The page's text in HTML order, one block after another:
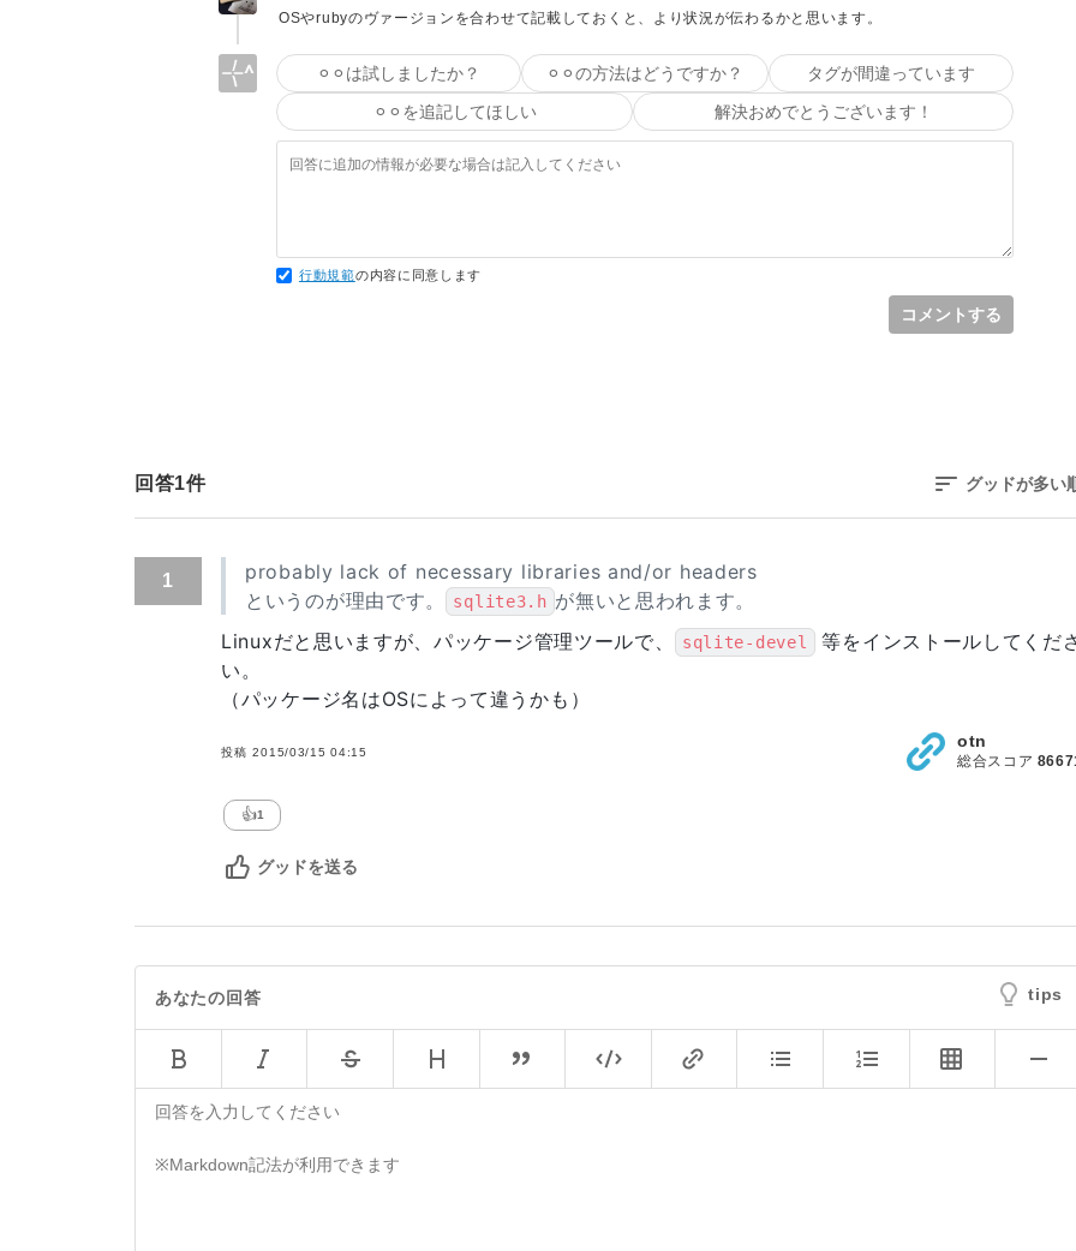
OSやrubyのヴァージョンを合わせて記載しておくと、より状況が伝わるかと思います。
⚪︎⚪︎は試しましたか？ ⚪︎⚪︎の方法はどうですか？
タグが間違っています
⚪︎⚪︎を追記してほしい
解決おめでとうございます！
行動規範の内容に同意します
コメントする
回答1件 グッドが多い
1
probably lack of necessary libraries and/or headers
というのが理由です。
sqlite3.h が無いと思われます。
Linuxだと思いますが、パッケージ管理ツールで、
sqlite-devel
等をインストールしてくだ
い。
（パッケージ名はOSによって違うかも）
投稿 2015/03/15 04:15
otn
総合スコア
👍1
グッドを送る
あなたの回答 tips